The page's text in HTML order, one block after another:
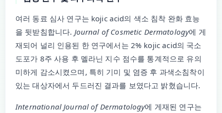
여러 동료 심사 연구는 kojic acid의 색소 침착 완화 효능
을 뒷받침합니다. Journal of Cosmetic Dermatology에 게
재되어 널리 인용된 한 연구에서는 2% kojic acid의 국소
도포가 8주 사용 후 멜라닌 지수 점수를 통계적으로 유의
미하게 감소시켰으며, 특히 기미 및 염증 후 과색소침착이
있는 대상자에서 두드러진 결과를 보였다고 밝혔습니다.
International Journal of Dermatology에 게재된 연구는